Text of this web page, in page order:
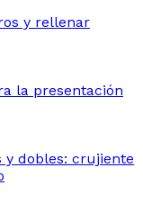
y rellenar
la presentación
y dobles: crujiente